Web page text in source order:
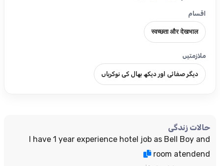
اقسام
स्वच्छता और देखभाल
ملازمتیں
دیگر صفائی اور دیکھ بھال کی نوکریاں
حالات زندگی
I have 1 year experience hotel job as Bell Boy and
room atendend